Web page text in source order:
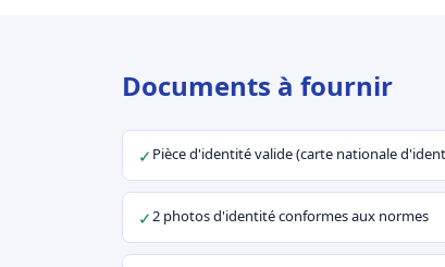
Documents à fournir
✓ Pièce d'identité valide (carte nationale
✓2 photos d'identité conformes aux normes